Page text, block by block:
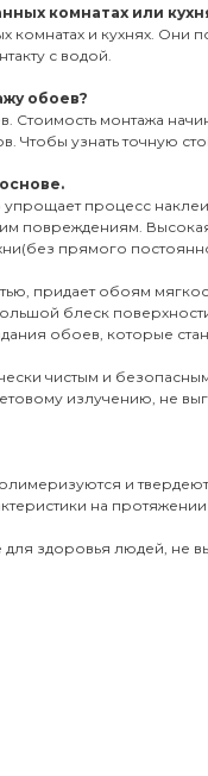
комнатах или
и кухнях. Они
с водой.
обоев?
монтажа
Чтобы узнать точную
упрощает процесс
повреждениям.
прямого
придает обоям
блеск
обоев, которые
чистым и
излучению, не
и
на
здоровья людей, не